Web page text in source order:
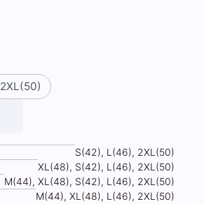
2XL(50)
S(42), L(46), 2XL(50)
XL(48), S(42), L(46), 2XL(50)
М(44), XL(48), S(42), L(46), 2XL(50)
М(44), XL(48), L(46), 2XL(50)